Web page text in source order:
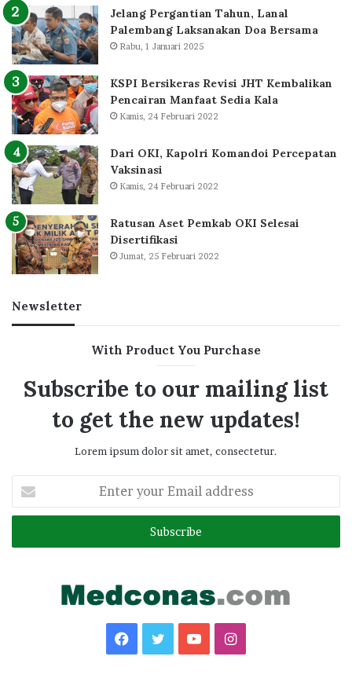
Jelang Pergantian Tahun, Lanal
Palembang Laksanakan Doa Bersama
Rabu, 1 Januari 2025
KSPI Bersikeras Revisi JHT Kembalikan
Pencairan Manfaat Sedia Kala
Kamis, 24 Februari 2022
Dari OKI, Kapolri Komandoi Percepatan
Vaksinasi
Kamis, 24 Februari 2022
Ratusan Aset Pemkab OKI Selesai
Disertifikasi
Jumat, 25 Februari 2022
Newsletter
With Product You Purchase
Subscribe to our mailing list
to get the new updates!
Lorem ipsum dolor sit amet, consectetur.
your
Email
Facebook
TwitterYouTubeInstagram